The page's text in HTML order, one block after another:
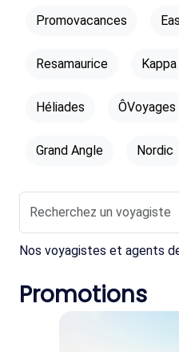
Promovacances
Resamaurice
Héliades ÔVoyages
Grand Angle Nordic
Nos voyagistes et agents
Promotions